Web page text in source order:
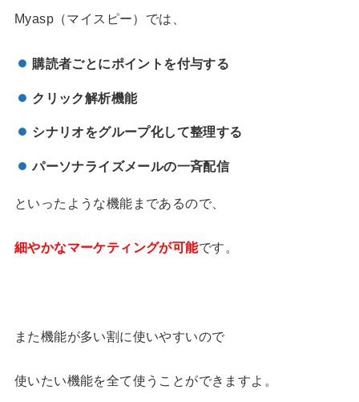
Myasp（マイスピー）では、
購読者ごとにポイントを付与する
クリック解析機能
シナリオをグループ化して整理する
パーソナライズメールの一斉配信
といったような機能まであるので、
細やかなマーケティングが可能です。
また機能が多い割に使いやすいので
使いたい機能を全て使うことができますよ。